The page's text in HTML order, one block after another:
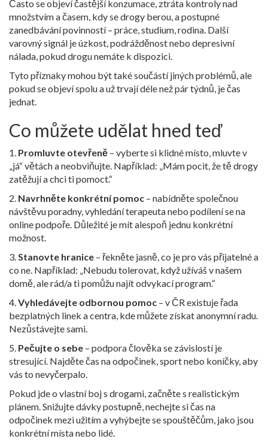
Často se objeví častější konzumace, ztráta kontroly nad
množstvím a časem, kdy se drogy berou, a postupné
zanedbávání povinností – práce, studium, rodina. Další
varovný signál je úzkost, podrážděnost nebo depresivní
nálada, pokud drogu nemáte k dispozici.
Tyto příznaky mohou být také součástí jiných problémů, ale
pokud se objeví spolu a už trvají déle než pár týdnů, je čas
jednat.
Co můžete udělat hned teď
1. Promluvte otevřeně – vyberte si klidné místo, mluvte v
„já“ větách a neobviňujte. Například: „Mám pocit, že tě drogy
zatěžují a chci ti pomoct.“
2. Navrhněte konkrétní pomoc – nabídněte společnou
návštěvu poradny, vyhledání terapeuta nebo podílení se na
online podpoře. Důležité je mít alespoň jednu konkrétní
možnost.
3.Stanovte hranice – řekněte jasně, co je pro vás přijatelné a
co ne. Například: „Nebudu tolerovat, když užíváš v našem
domě, ale rád/a ti pomůžu najít odvykací program.“
4.Vyhledávejte odbornou pomoc – v ČR existuje řada
bezplatných linek a centra, kde můžete získat anonymní radu.
Nezůstávejte sami.
5. Pečujte o sebe – podpora člověka se závislostí je
stresující. Najděte čas na odpočinek, sport nebo koníčky, aby
vás to nevyčerpalo.
Pokud jde o vlastní boj s drogami, začněte s realistickým
plánem. Snižujte dávky postupně, nechejte si čas na
odpočinek mezi užitím a vyhýbejte se spouštěčům, jako jsou
konkrétní místa nebo lidé.